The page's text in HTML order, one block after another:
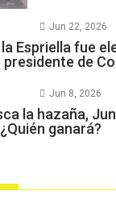
Jun 22, 2026
Espriella fue
de
Jun 8, 2026
la hazaña,
ganará?